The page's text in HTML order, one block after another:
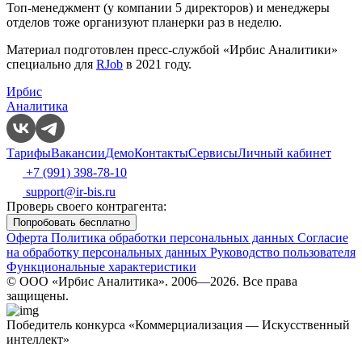
Топ-менеджмент (у компании 5 директоров) и менеджеры
отделов тоже организуют планерки раз в неделю.
Материал подготовлен пресс-службой «Ирбис Аналитики»
специально для RJob в 2021 году.
Ирбис
Аналитика
ТарифыВакансииДемоКонтактыСервисыЛичный кабинет
+7 (991) 398-78-10
support@ir-bis.ru
Проверь своего контрагента:
Попробовать бесплатно
Оферта Политика обработки персональных данных Согласие
на обработку персональных данных Руководство пользователя
Функциональные характеристики
© ООО «Ирбис Аналитика». 2006—2026. Все права
защищены.
Победитель конкурса «Коммерциализация — Искусственный
интеллект»